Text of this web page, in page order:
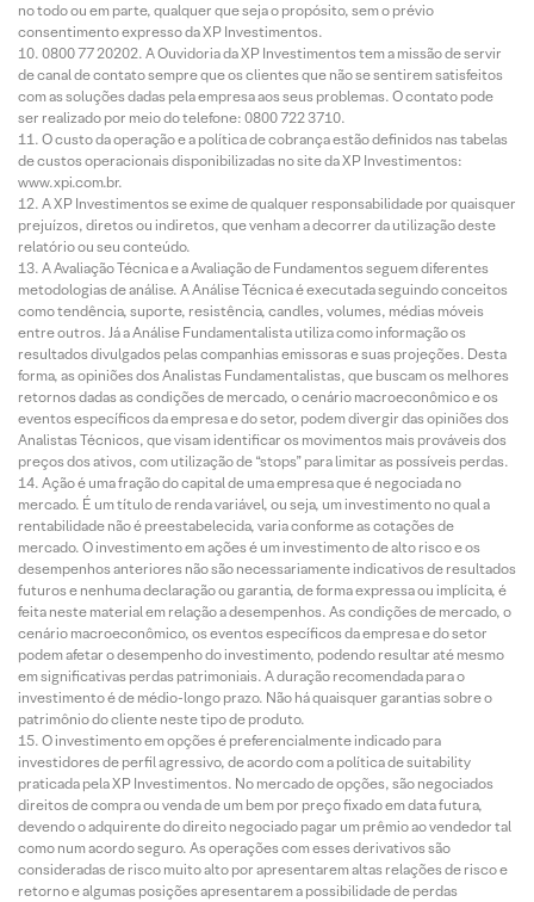
no todo ou em parte, qualquer que seja o propósito, sem o prévio
consentimento expresso da XP Investimentos.
0800 77 20202. A Ouvidoria da XP Investimentos tem a missão de servir
de canal de contato sempre que os clientes que não se sentirem satisfeitos
com as soluções dadas pela empresa aos seus problemas. O contato pode
ser realizado por meio do telefone: 0800 722 3710.
O custo da operação e a política de cobrança estão definidos nas tabelas
de custos operacionais disponibilizadas no site da XP Investimentos:
www.xpi.com.br.
A XP Investimentos se exime de qualquer responsabilidade por quaisquer
prejuízos, diretos ou indiretos, que venham a decorrer da utilização deste
relatório ou seu conteúdo.
A Avaliação Técnica e a Avaliação de Fundamentos seguem diferentes
metodologias de análise. A Análise Técnica é executada seguindo conceitos
como tendência, suporte, resistência, candles, volumes, médias móveis
entre outros. Já a Análise Fundamentalista utiliza como informação os
resultados divulgados pelas companhias emissoras e suas projeções. Desta
forma, as opiniões dos Analistas Fundamentalistas, que buscam os melhores
retornos dadas as condições de mercado, o cenário macroeconômico e os
eventos específicos da empresa e do setor, podem divergir das opiniões dos
Analistas Técnicos, que visam identificar os movimentos mais prováveis dos
preços dos ativos, com utilização de “stops” para limitar as possíveis perdas.
Ação é uma fração do capital de uma empresa que é negociada no
mercado. É um título de renda variável, ou seja, um investimento no qual a
rentabilidade não é preestabelecida, varia conforme as cotações de
mercado. O investimento em ações é um investimento de alto risco e os
desempenhos anteriores não são necessariamente indicativos de resultados
futuros e nenhuma declaração ou garantia, de forma expressa ou implícita, é
feita neste material em relação a desempenhos. As condições de mercado, o
cenário macroeconômico, os eventos específicos da empresa e do setor
podem afetar o desempenho do investimento, podendo resultar até mesmo
em significativas perdas patrimoniais. A duração recomendada para o
investimento é de médio-longo prazo. Não há quaisquer garantias sobre o
patrimônio do cliente neste tipo de produto.
O investimento em opções é preferencialmente indicado para
investidores de perfil agressivo, de acordo com a política de suitability
praticada pela XP Investimentos. No mercado de opções, são negociados
direitos de compra ou venda de um bem por preço fixado em data futura,
devendo o adquirente do direito negociado pagar um prêmio ao vendedor tal
como num acordo seguro. As operações com esses derivativos são
consideradas de risco muito alto por apresentarem altas relações de risco e
retorno e algumas posições apresentarem a possibilidade de perdas